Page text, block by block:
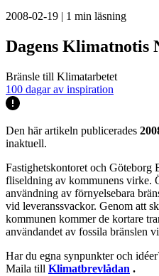
2008-02-19 | 1 min läsning
Dagens Klimatnotis
Bränsle till Klimatarbetet
100 dagar av inspiration
Den här artikeln publicerades
inaktuell.
Fastighetskontoret och Göteborg
fliseldning av kommunens virke.
användning av förnyelsebara
vid leveranssvackor. Genom att
kommunen kommer de kortare
användandet av fossila bränslen
Har du egna synpunkter och
Maila till Klimatbrevlådan .